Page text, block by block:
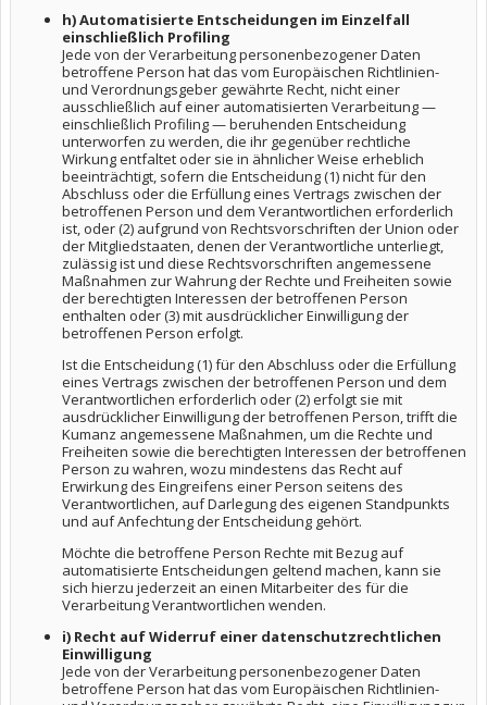
h) Automatisierte Entscheidungen im Einzelfall
einschließlich Profiling
Jede von der Verarbeitung personenbezogener Daten
betroffene Person hat das vom Europäischen Richtlinien-
und Verordnungsgeber gewährte Recht, nicht einer
ausschließlich auf einer automatisierten Verarbeitung —
einschließlich Profiling — beruhenden Entscheidung
unterworfen zu werden, die ihr gegenüber rechtliche
Wirkung entfaltet oder sie in ähnlicher Weise erheblich
beeinträchtigt, sofern die Entscheidung (1) nicht für den
Abschluss oder die Erfüllung eines Vertrags zwischen der
betroffenen Person und dem Verantwortlichen erforderlich
ist, oder (2) aufgrund von Rechtsvorschriften der Union oder
der Mitgliedstaaten, denen der Verantwortliche unterliegt,
zulässig ist und diese Rechtsvorschriften angemessene
Maßnahmen zur Wahrung der Rechte und Freiheiten sowie
der berechtigten Interessen der betroffenen Person
enthalten oder (3) mit ausdrücklicher Einwilligung der
betroffenen Person erfolgt.
Ist die Entscheidung (1) für den Abschluss oder die Erfüllung
eines Vertrags zwischen der betroffenen Person und dem
Verantwortlichen erforderlich oder (2) erfolgt sie mit
ausdrücklicher Einwilligung der betroffenen Person, trifft die
Kumanz angemessene Maßnahmen, um die Rechte und
Freiheiten sowie die berechtigten Interessen der betroffenen
Person zu wahren, wozu mindestens das Recht auf
Erwirkung des Eingreifens einer Person seitens des
Verantwortlichen, auf Darlegung des eigenen Standpunkts
und auf Anfechtung der Entscheidung gehört.
Möchte die betroffene Person Rechte mit Bezug auf
automatisierte Entscheidungen geltend machen, kann sie
sich hierzu jederzeit an einen Mitarbeiter des für die
Verarbeitung Verantwortlichen wenden.
i) Recht auf Widerruf einer datenschutzrechtlichen
Einwilligung
Jede von der Verarbeitung personenbezogener Daten
betroffene Person hat das vom Europäischen Richtlinien-